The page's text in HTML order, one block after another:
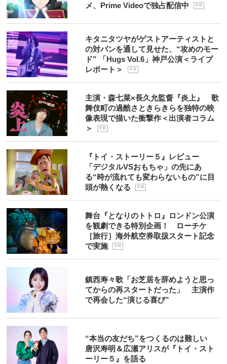
メ、Prime Videoで独占配信中
P R
キタニタツヤがゲストアーティストと
の対バンを通して見せた、“攻めのモー
ド” 「Hugs Vol.6」神戸公演＜ライブ
レポート＞
P R
主演・森七菜×長久允監督『炎上』 歌
舞伎町の過酷さときらきらを独特の映
像表現で描いた衝撃作＜出演者コラム
＞
P R
『トイ・ストーリー５』レビュー
「デジタルVSおもちゃ」の先にあ
る“時が流れても変わらないもの”に目
頭が熱くなる
P R
舞台『となりのトトロ』ロンドン公演
を観劇できる特別企画！ ローチケ
［旅行］海外航空券取扱スタート記念
で実施
P R
鎮西寿々歌「お芝居を辞めようと思っ
てからの再スタートだった」 主演作
で再会した“演じる喜び”
“本当の友だち”をつくるのは難しい
唐沢寿明＆広瀬アリスが『トイ・スト
ーリー５』を語る